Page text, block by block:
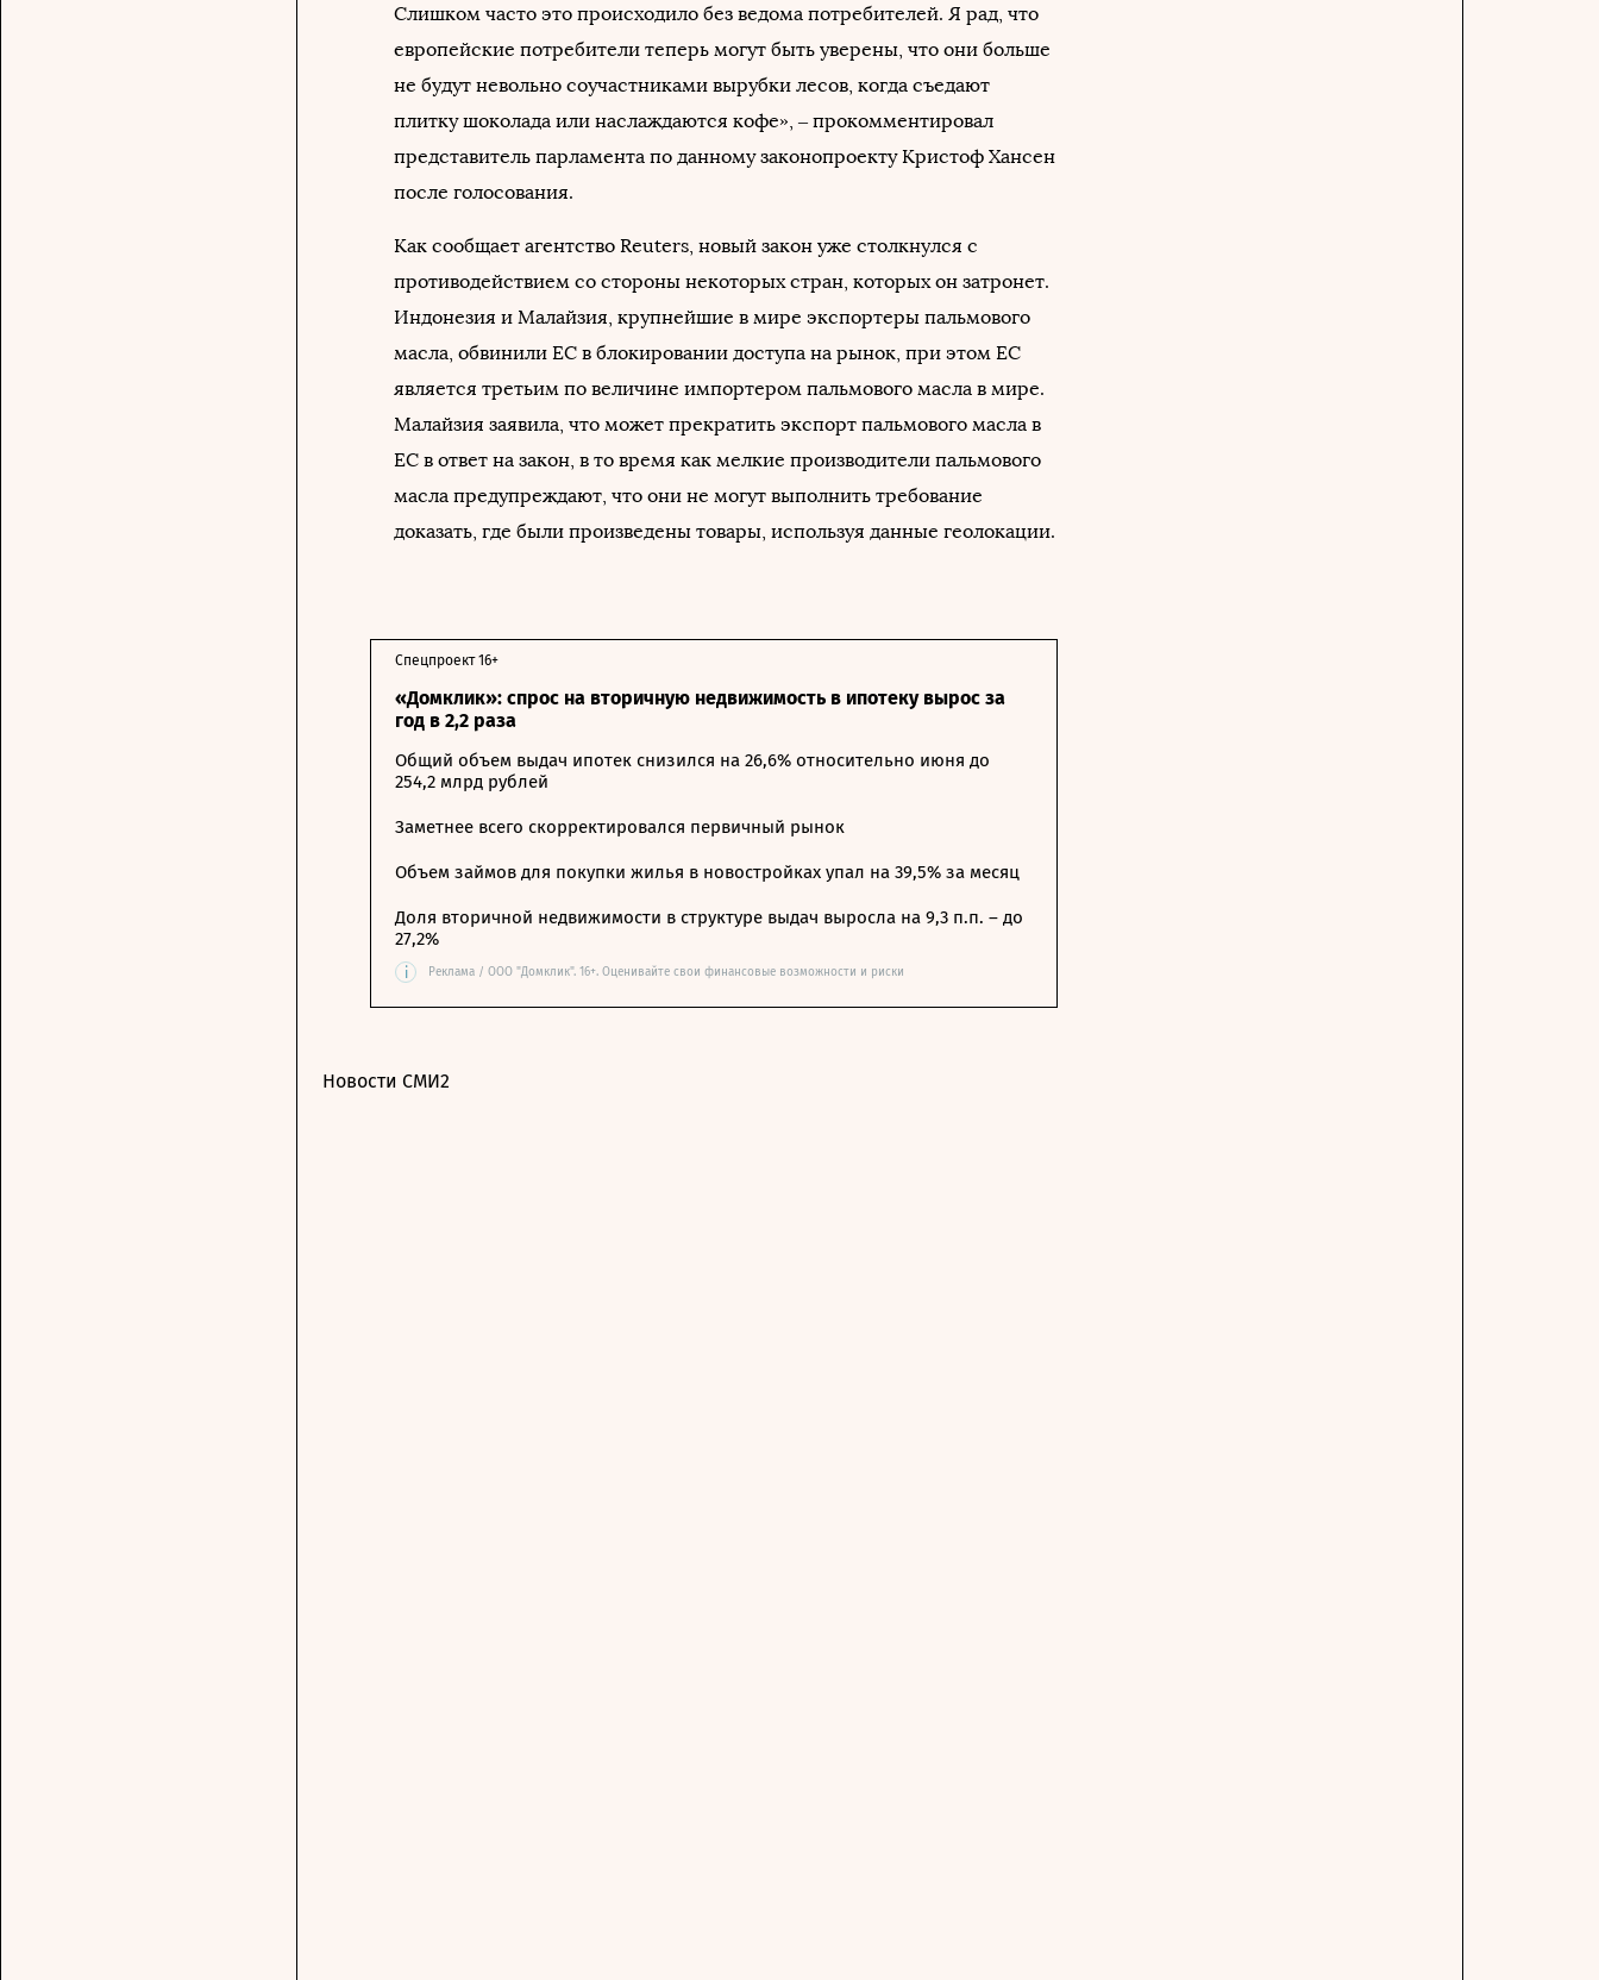
Слишком часто это происходило без ведома потребителей. Я рад, что
европейские потребители теперь могут быть уверены, что они больше
не будут невольно соучастниками вырубки лесов, когда съедают
плитку шоколада или наслаждаются кофе», – прокомментировал
представитель парламента по данному законопроекту Кристоф Хансен
после голосования.
Как сообщает агентство Reuters, новый закон уже столкнулся с
противодействием со стороны некоторых стран, которых он затронет.
Индонезия и Малайзия, крупнейшие в мире экспортеры пальмового
масла, обвинили ЕС в блокировании доступа на рынок, при этом ЕС
является третьим по величине импортером пальмового масла в мире.
Малайзия заявила, что может прекратить экспорт пальмового масла в
ЕС в ответ на закон, в то время как мелкие производители пальмового
масла предупреждают, что они не могут выполнить требование
доказать, где были произведены товары, используя данные геолокации.
«Домклик»: спрос на вторичную недвижимость в ипотеку вырос за
год в 2,2 раза
Спецпроект 16+
Общий объем выдач ипотек снизился на 26,6% относительно июня до
254,2 млрд рублей
Заметнее всего скорректировался первичный рынок
Объем займов для покупки жилья в новостройках упал на 39,5% за месяц
Доля вторичной недвижимости в структуре выдач выросла на 9,3 п.п. – до
27,2%
i Реклама / ООО "Домклик". 16+. Оценивайте свои финансовые возможности и риски
Новости СМИ2